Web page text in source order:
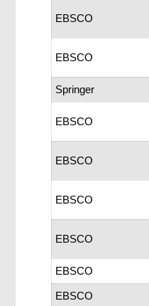
EBSCO
EBSCO
Springer
EBSCO
EBSCO
EBSCO
EBSCO
EBSCO
EBSCO